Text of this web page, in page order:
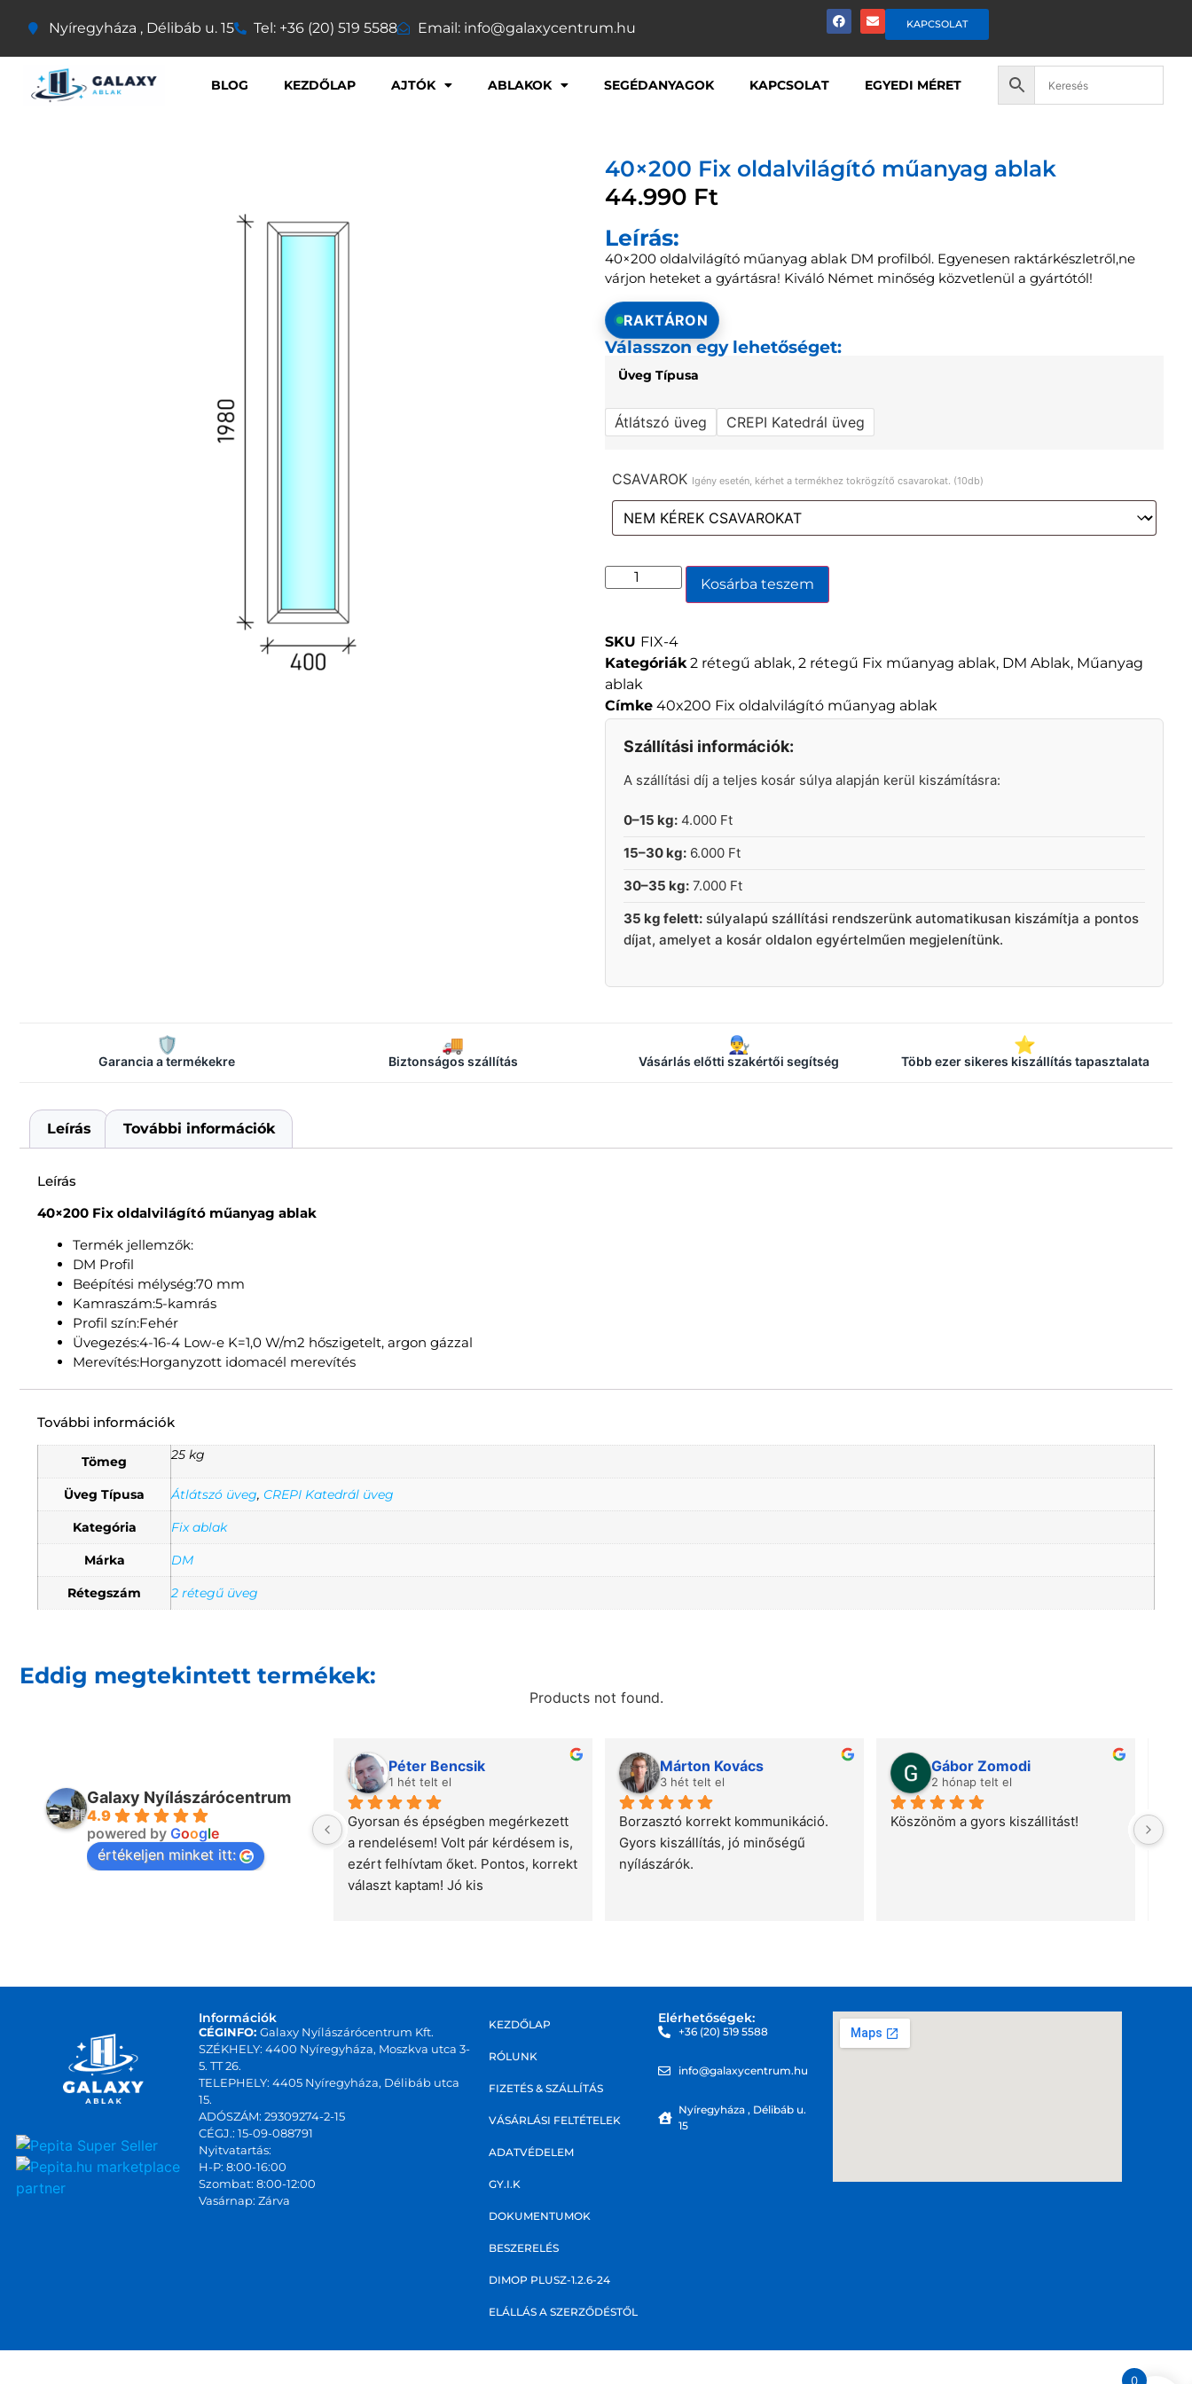
Nyíregyháza , Délibáb u. 15 Tel: +36 (20) 519 5588 Email: info@galaxycentrum.hu KAPCSOLAT
BLOG KEZDŐLAP AJTÓK ABLAKOK SEGÉDANYAGOK KAPCSOLAT EGYEDI MÉRET
40×200 Fix oldalvilágító műanyag ablak
44.990 Ft
Leírás:
40×200 oldalvilágító műanyag ablak DM profilból. Egyenesen raktárkészletről,ne
várjon heteket a gyártásra! Kiváló Német minőség közvetlenül a gyártótól!
RAKTÁRON
Válasszon egy lehetőséget:
Üveg Típusa
Átlátszó üveg CREPI Katedrál üveg
CSAVAROK Igény esetén, kérhet a termékhez tokrögzítő csavarokat. (10db)
Kosárba teszem
SKU FIX-4
Kategóriák 2 rétegű ablak, 2 rétegű Fix műanyag ablak, DM Ablak, Műanyag
ablak
Címke 40x200 Fix oldalvilágító műanyag ablak
Szállítási információk:
A szállítási díj a teljes kosár súlya alapján kerül kiszámításra:
0–15 kg: 4.000 Ft
15–30 kg: 6.000 Ft
30–35 kg: 7.000 Ft
35 kg felett: súlyalapú szállítási rendszerünk automatikusan kiszámítja a pontos
díjat, amelyet a kosár oldalon egyértelműen megjelenítünk.
🛡️
Garancia a termékekre
🚚
Biztonságos szállítás
👨‍🔧
Vásárlás előtti szakértői segítség
⭐
Több ezer sikeres kiszállítás tapasztalata
Leírás További információk
Leírás
40×200 Fix oldalvilágító műanyag ablak
Termék jellemzők:
DM Profil
Beépítési mélység:70 mm
Kamraszám:5-kamrás
Profil szín:Fehér
Üvegezés:4-16-4 Low-e K=1,0 W/m2 hőszigetelt, argon gázzal
Merevítés:Horganyzott idomacél merevítés
További információk
Tömeg 25 kg
Üveg Típusa Átlátszó üveg, CREPI Katedrál üveg
Kategória Fix ablak
Márka DM
Rétegszám 2 rétegű üveg
Eddig megtekintett termékek:
Products not found.
Galaxy Nyílászárócentrum
4.9
powered by Google
értékeljen minket itt:
Péter Bencsik
1 hét telt el
Gyorsan és épségben megérkezett
a rendelésem! Volt pár kérdésem is,
ezért felhívtam őket. Pontos, korrekt
választ kaptam! Jó kis
Márton Kovács
3 hét telt el
Borzasztó korrekt kommunikáció.
Gyors kiszállítás, jó minőségű
nyílászárók.
Gábor Zomodi
2 hónap telt el
Köszönöm a gyors kiszállitást!
marketplace
partner
Információk
CÉGINFO:Galaxy Nyílászárócentrum Kft.
SZÉKHELY: 4400 Nyíregyháza, Moszkva utca 3-
5. TT 26.
TELEPHELY: 4405 Nyíregyháza, Délibáb utca
15.
ADÓSZÁM: 29309274-2-15
CÉGJ.: 15-09-088791
Nyitvatartás:
H-P: 8:00-16:00
Szombat: 8:00-12:00
Vasárnap: Zárva
KEZDŐLAP
RÓLUNK
FIZETÉS & SZÁLLÍTÁS
VÁSÁRLÁSI FELTÉTELEK
ADATVÉDELEM
GY.I.K
DOKUMENTUMOK
BESZERELÉS
DIMOP PLUSZ-1.2.6-24
ELÁLLÁS A SZERZŐDÉSTŐL
Elérhetőségek:
+36 (20) 519 5588
info@galaxycentrum.hu
Nyíregyháza , Délibáb u.
15
0